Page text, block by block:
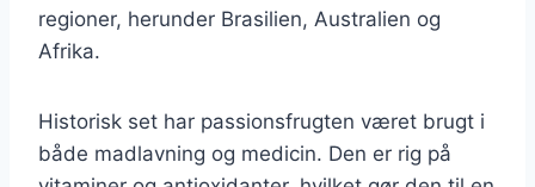
regioner, herunder Brasilien, Australien og
Afrika.
Historisk set har passionsfrugten været brugt i
både madlavning og medicin. Den er rig på